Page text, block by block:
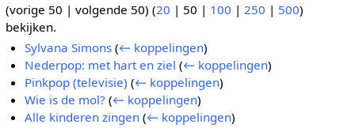
(vorige 50 | volgende 50) (20 | 50 | 100 | 250 | 500)
bekijken.
Sylvana Simons (← koppelingen)
Nederpop: met hart en ziel (← koppelingen)
Pinkpop (televisie) (← koppelingen)
Wie is de mol? (← koppelingen)
Alle kinderen zingen (← koppelingen)